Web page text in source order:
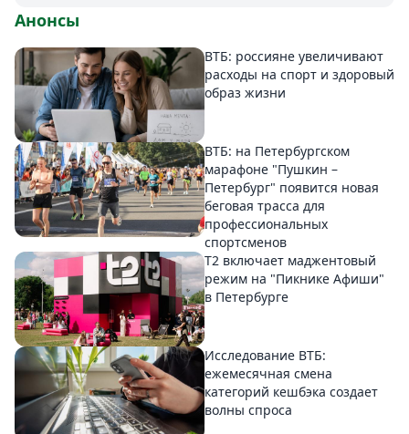
Анонсы
ВТБ: россияне увеличивают
расходы на спорт и здоровый
образ жизни
ВТБ: на Петербургском
марафоне "Пушкин –
Петербург" появится новая
беговая трасса для
профессиональных
спортсменов
Т2 включает маджентовый
режим на "Пикнике Афиши"
в Петербурге
Исследование ВТБ:
ежемесячная смена
категорий кешбэка создает
волны спроса